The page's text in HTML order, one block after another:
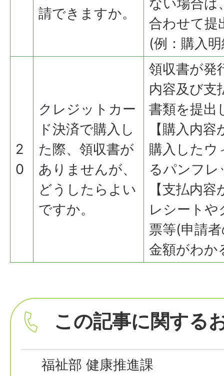
請できますか。
合わせて提
(例：購入
2
0
クレジットカー
ド決済で購入し
た際、領収書が
ありませんが、
どうしたらよい
ですか。
領収書が発
内容及び支
書類を提出
【購入内
購入したウ
るパンフ
【支払内
レシート
票等(申請
金額がわか
この記事に関する
福祉部 健康推進課